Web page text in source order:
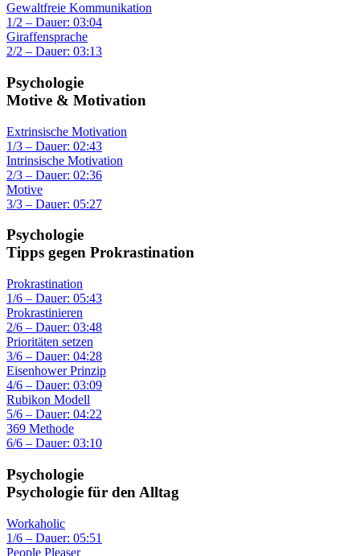
Gewaltfreie Kommunikation
1/2 – Dauer: 03:04
Giraffensprache
2/2 – Dauer: 03:13
Psychologie
Motive & Motivation
Extrinsische Motivation
1/3 – Dauer: 02:43
Intrinsische Motivation
2/3 – Dauer: 02:36
Motive
3/3 – Dauer: 05:27
Psychologie
Tipps gegen Prokrastination
Prokrastination
1/6 – Dauer: 05:43
Prokrastinieren
2/6 – Dauer: 03:48
Prioritäten setzen
3/6 – Dauer: 04:28
Eisenhower Prinzip
4/6 – Dauer: 03:09
Rubikon Modell
5/6 – Dauer: 04:22
369 Methode
6/6 – Dauer: 03:10
Psychologie
Psychologie für den Alltag
Workaholic
1/6 – Dauer: 05:51
People Pleaser